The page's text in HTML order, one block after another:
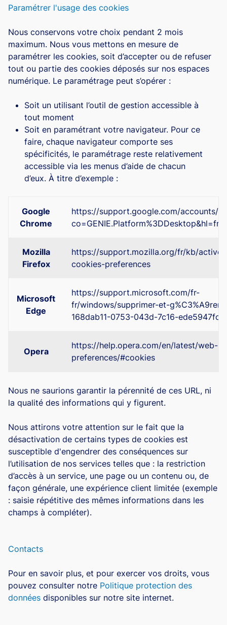
Paramétrer l'usage des cookies
Nous conservons votre choix pendant 2 mois
maximum. Nous vous mettons en mesure de
paramétrer les cookies, soit d’accepter ou de refuser
tout ou partie des cookies déposés sur nos espaces
numérique. Le paramétrage peut s’opérer :
Soit un utilisant l’outil de gestion accessible à
tout moment
Soit en paramétrant votre navigateur. Pour ce
faire, chaque navigateur comporte ses
spécificités, le paramétrage reste relativement
accessible via les menus d’aide de chacun
d’eux. À titre d’exemple :
Google
Chrome
https://support.google.com/accounts/
co=GENIE.Platform%3DDesktop&hl=fr
Mozilla
Firefox
https://support.mozilla.org/fr/kb/
cookies-preferences
Microsoft
Edge
https://support.microsoft.com/fr-
fr/windows/supprimer-et-g%C3%A9rer-
168dab11-0753-043d-7c16-
Opera
https://help.opera.com/en/latest/web-
preferences/#cookies
Nous ne saurions garantir la pérennité de ces URL, ni
la qualité des informations qui y figurent.
Nous attirons votre attention sur le fait que la
désactivation de certains types de cookies est
susceptible d'engendrer des conséquences sur
l’utilisation de nos services telles que : la restriction
d’accès à un service, une page ou un contenu ou, de
façon générale, une expérience client limitée (exemple
: saisie répétitive des mêmes informations dans les
champs à compléter).
Contacts
Pour en savoir plus, et pour exercer vos droits, vous
pouvez consulter notre Politique protection des
données disponibles sur notre site internet.